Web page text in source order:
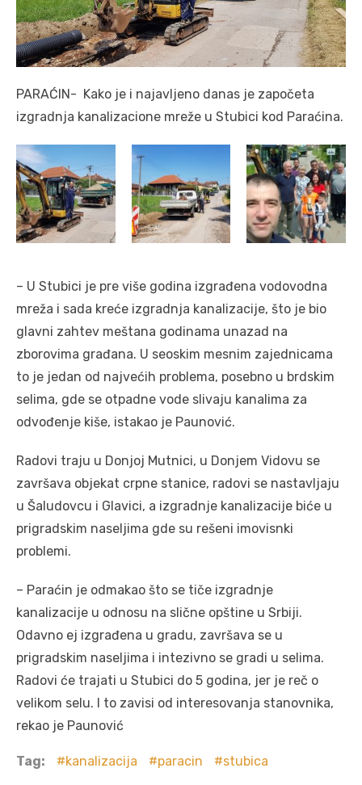
PARAĆIN- Kako je i najavljeno danas je započeta
izgradnja kanalizacione mreže u Stubici kod Paraćina.
– U Stubici je pre više godina izgrađena vodovodna
mreža i sada kreće izgradnja kanalizacije, što je bio
glavni zahtev meštana godinama unazad na
zborovima građana. U seoskim mesnim zajednicama
to je jedan od najvećih problema, posebno u brdskim
selima, gde se otpadne vode slivaju kanalima za
odvođenje kiše, istakao je Paunović.
Radovi traju u Donjoj Mutnici, u Donjem Vidovu se
završava objekat crpne stanice, radovi se nastavljaju
u Šaludovcu i Glavici, a izgradnje kanalizacije biće u
prigradskim naseljima gde su rešeni imovisnki
problemi.
– Paraćin je odmakao što se tiče izgradnje
kanalizacije u odnosu na slične opštine u Srbiji.
Odavno ej izgrađena u gradu, završava se u
prigradskim naseljima i intezivno se gradi u selima.
Radovi će trajati u Stubici do 5 godina, jer je reč o
velikom selu. I to zavisi od interesovanja stanovnika,
rekao je Paunović
Tag: kanalizacija paracin stubica